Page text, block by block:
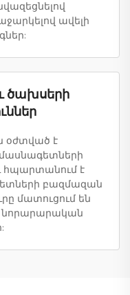
ավելի
ծախսերի
օժտված է
հպարտանում է
բազմազան
մատուցում են
նորարարական